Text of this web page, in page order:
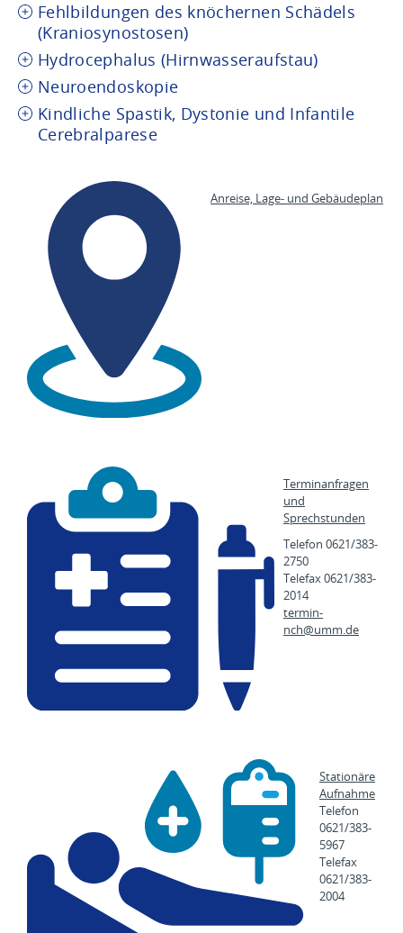
Fehlbildungen des knöchernen Schädels
(Kraniosynostosen)
Hydrocephalus (Hirnwasseraufstau)
Neuroendoskopie
Kindliche Spastik, Dystonie und Infantile
Cerebralparese
Anreise, Lage- und Gebäudeplan
Terminanfragen
und
Sprechstunden
Telefon 0621/383-
2750
Telefax 0621/383-
2014
termin-
nch@umm.de
Stationäre
Aufnahme
Telefon
0621/383-
5967
Telefax
0621/383-
2004